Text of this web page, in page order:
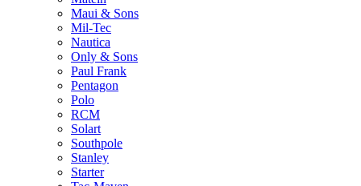
Maui & Sons
Mil-Tec
Nautica
Only & Sons
Paul Frank
Pentagon
Polo
RCM
Solart
Southpole
Stanley
Starter